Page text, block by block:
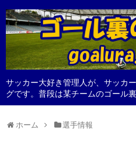
サッカー大好き管理人が、サッカ
グです。普段は某チームのゴール
ホーム 選手情報